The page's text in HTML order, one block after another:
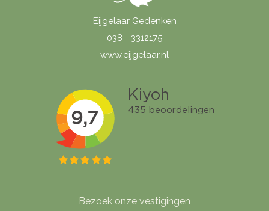
Eijgelaar Gedenken
038 - 3312175
www.eijgelaar.nl
Bezoek onze vestigingen